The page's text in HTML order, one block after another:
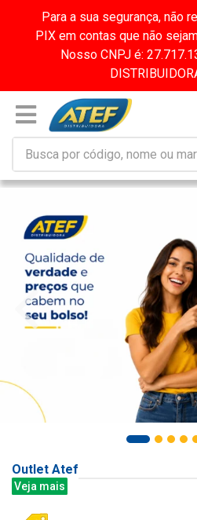
Para a sua segurança, não
PIX em contas que não
Nosso CNPJ é:
Outlet Atef
Veja mais